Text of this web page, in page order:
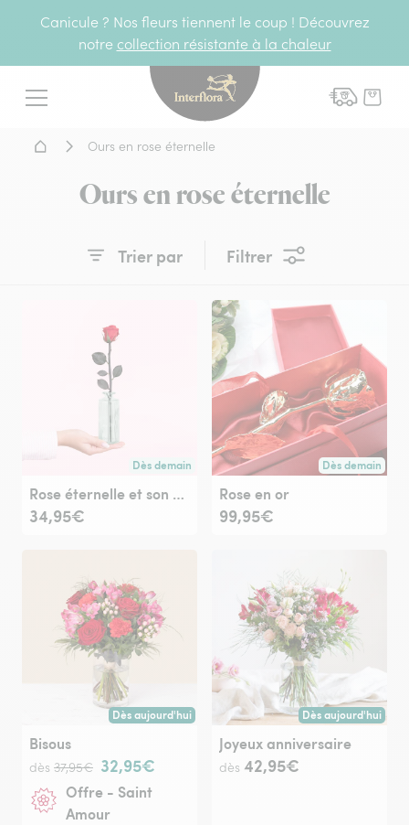
Canicule ? Nos fleurs tiennent le coup ! Découvrez
notre collection résistante à la chaleur
Menu
Interflora - livraison
Accueil - Livraison fleurs
Ours en rose éternelle
Ours en rose éternelle
Trier par Filtrer
Dès demain
Livraison dès demain (pour toute commande passée
Rose éternelle et son soliflore
34,95€
Dès demain
Livraison dès
Rose en or
99,95€
Dès aujourd'hui
Livraison dès aujourd'hui (pour toute commande passée
Bisous
dès 37,95€ 32,95€
Offre - Saint
Amour
Dès aujourd'hui
Livraison dès
Joyeux anniversaire
dès 42,95€